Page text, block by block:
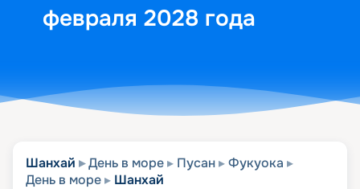
февраля 2028 года
Шанхай День в море Пусан
Фукуока
День в море
Шанхай